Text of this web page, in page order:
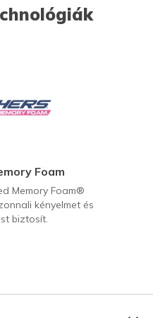
Foam
Memory Foam®
kényelmet és
biztosít.